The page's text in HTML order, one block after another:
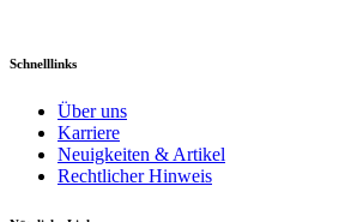
Schnelllinks
Über uns
Karriere
Neuigkeiten & Artikel
Rechtlicher Hinweis